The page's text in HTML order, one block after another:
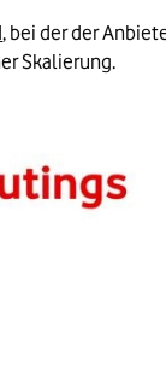
, bei der der
Skalierung.